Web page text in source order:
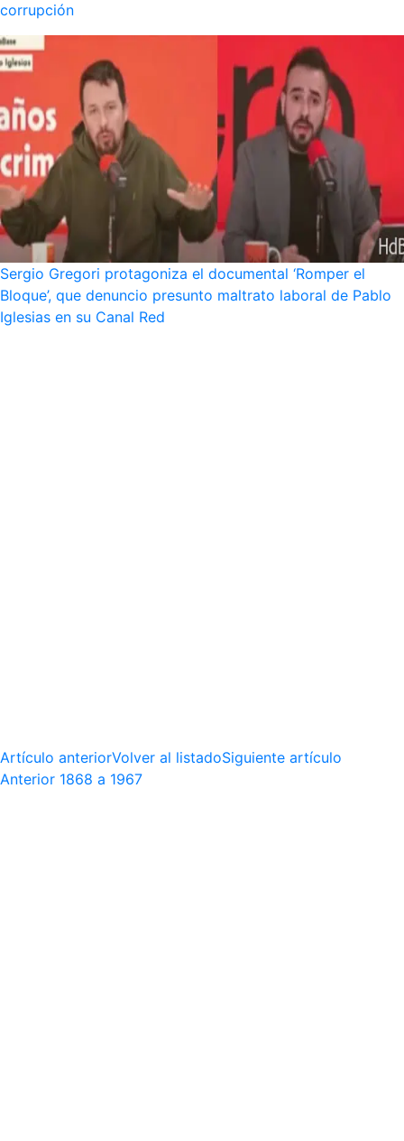
corrupción
Sergio Gregori protagoniza el documental ‘Romper el
Bloque’, que denuncio presunto maltrato laboral de Pablo
Iglesias en su Canal Red
Artículo anteriorVolver al listadoSiguiente artículo
Anterior 1868 a 1967